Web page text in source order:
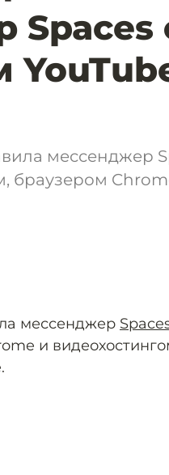
Spaces
мессенджер
браузером
мессенджер
и